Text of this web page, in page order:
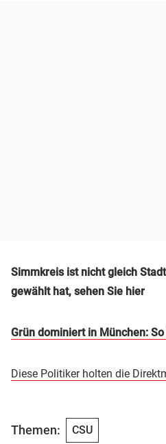
Simmkreis ist nicht gleich
gewählt hat, sehen Sie hier
Grün dominiert in München:
Diese Politiker holten die
Themen: CSU